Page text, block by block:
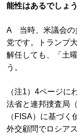
能性はあるでしょ
A 当時、米議会の
党です。トランプ
解任しても、「土
う。
（注1）4ページに
法省と連邦捜査局
（FISA）に基づ
外交顧問でロシア